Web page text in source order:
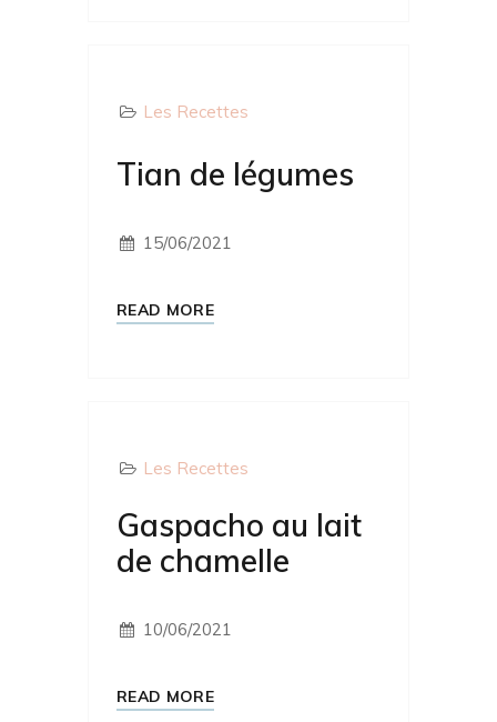
Les Recettes
Tian de légumes
15/06/2021
READ MORE
Les Recettes
Gaspacho au lait
de chamelle
10/06/2021
READ MORE